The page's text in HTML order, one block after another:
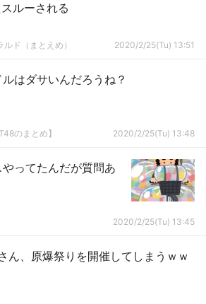
ルーされる
ド（まとえめ） 2020/2/25(Tu) 13:51
はダサいんだろうね？
のまとめ】 2020/2/25(Tu) 13:48
ってたんだが質問あ
2020/2/25(Tu) 13:45
ん、原爆祭りを開催してしまうｗｗ